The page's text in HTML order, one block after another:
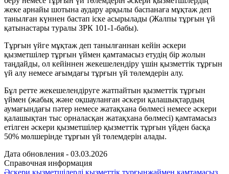
жеке арнайы шотына аудару арқылы баспанаға мұқтаж деп
танылған күннен бастап іске асырылады (Жалпы тұрғын үй
қатынастары туралы ЗРК 101-1-бабы).
Тұрғын үйге мұқтаж деп танылғаннан кейін әскери
қызметшілер тұрғын үймен қамтамасыз етудің бір жолын
таңдайды, ол кейіннен жекешелендіру үшін қызметтік тұрғын
үй алу немесе ағымдағы тұрғын үй төлемдерін алу.
Бұл ретте жекешелендіруге жатпайтын қызметтік тұрғын
үймен (жабық және оқшауланған әскери қалашықтардың
аумағындағы пәтер немесе жатақхана бөлмесі немесе әскери
қалашықтан тыс орналасқан жатақхана бөлмесі) қамтамасыз
етілген әскери қызметшілер қызметтік тұрғын үйден басқа
50% мөлшерінде тұрғын үй төлемдерін алады.
Дата обновления - 03.03.2026
Справочная информация
Әскери қызметшілерді қызметтік тұрғынжаймен қамтамасыз